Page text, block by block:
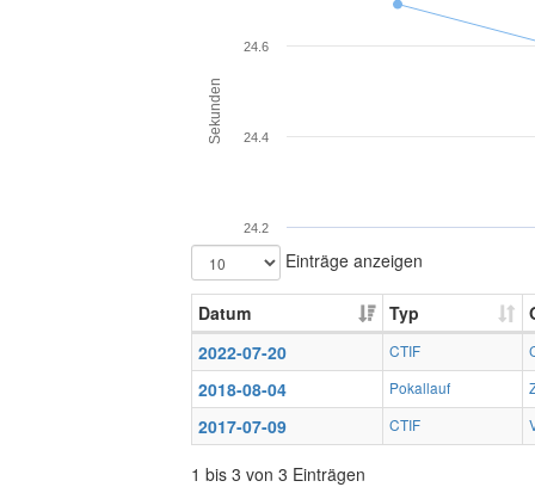
Sekunden
24.2
24.4
24.6
Einträge anzeigen
Datum Typ
2022-07-20
CTIF
2018-08-04 Pokallauf
2017-07-09 CTIF
1 bis 3 von 3 Einträgen